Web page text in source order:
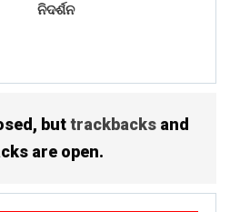
ନିଦର୍ଶନ
buttrackbacks and
are open.